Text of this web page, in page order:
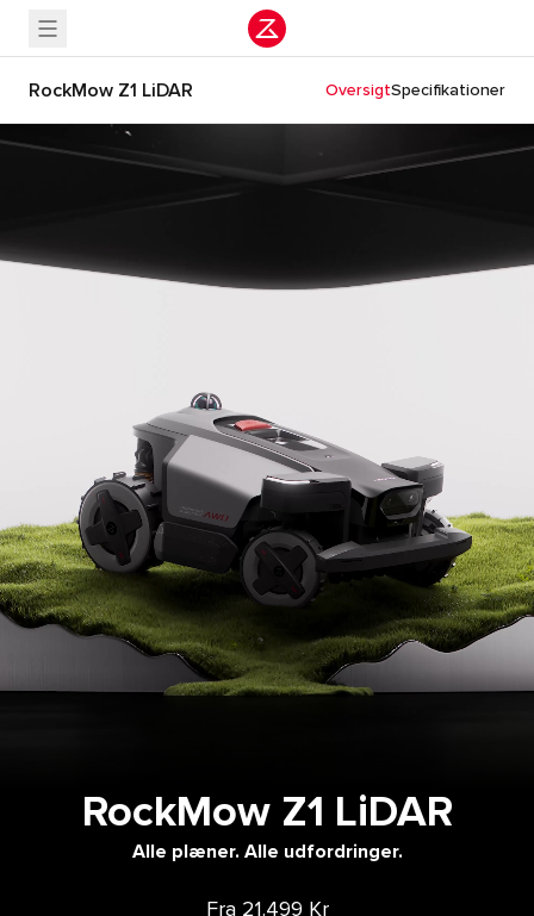
RockMow Z1 LiDAR OversigtSpecifikationer
RockMow Z1 LiDAR
Alle plæner. Alle udfordringer.
Fra 21.499 Kr